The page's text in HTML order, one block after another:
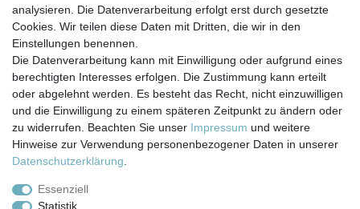
Impressum Daten­schutz­erklärung AGB
Barrierefreiheitserklärung Widerrufs­recht
analysieren. Die Datenverarbeitung erfolgt erst durch gesetzte
Cookies. Wir teilen diese Daten mit Dritten, die wir in den
Einstellungen benennen.
Die Datenverarbeitung kann mit Einwilligung oder aufgrund eines
berechtigten Interesses erfolgen. Die Zustimmung kann erteilt
oder abgelehnt werden. Es besteht das Recht, nicht einzuwilligen
und die Einwilligung zu einem späteren Zeitpunkt zu ändern oder
zu widerrufen. Beachten Sie unser Impressum und weitere
Hinweise zur Verwendung personenbezogener Daten in unserer
Daten­schutz­erklärung
Essenziell
Statistik